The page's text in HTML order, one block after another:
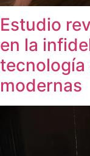
Estudio
en la
tecnología
modernas